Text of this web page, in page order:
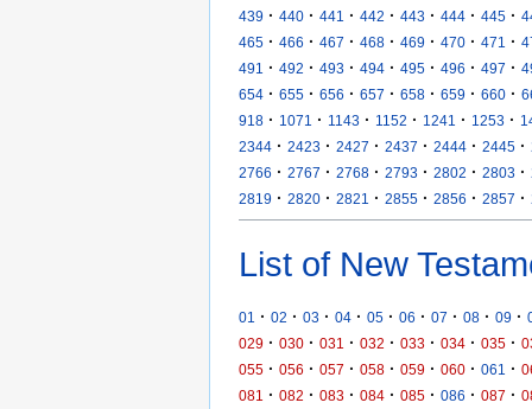
439 · 440 · 441 · 442 · 443 · 444 · 445 ·
465 · 466 · 467 · 468 · 469 · 470 · 471 ·
491
· 492 · 493 · 494 · 495 · 496 · 497 ·
654 · 655 · 656 · 657 · 658 · 659 · 660 ·
918 · 1071 · 1143 · 1152 · 1241 · 1253 ·
2344 · 2423 · 2427 · 2437 · 2444 · 2445 ·
2766 · 2767 · 2768 · 2793 · 2802 · 2803 ·
2819 · 2820 · 2821 · 2855 · 2856 · 2857 ·
List of New
01 · 02 · 03 · 04 · 05 · 06 · 07 · 08 · 09 ·
029 · 030 · 031 · 032 · 033 · 034 · 035 ·
055 · 056 · 057 · 058 · 059 · 060 · 061 ·
081
· 082 · 083 · 084 · 085 · 086 · 087 ·